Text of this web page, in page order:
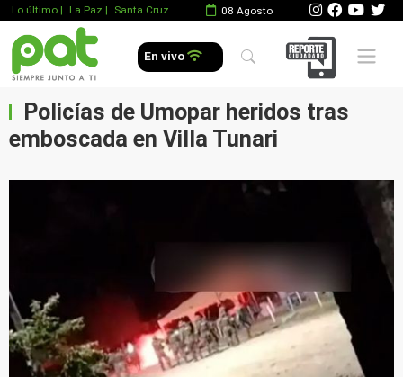
Lo último | La Paz | Santa Cruz 08 Agosto
En vivo Mobile
Policías de Umopar heridos tras
emboscada en Villa Tunari